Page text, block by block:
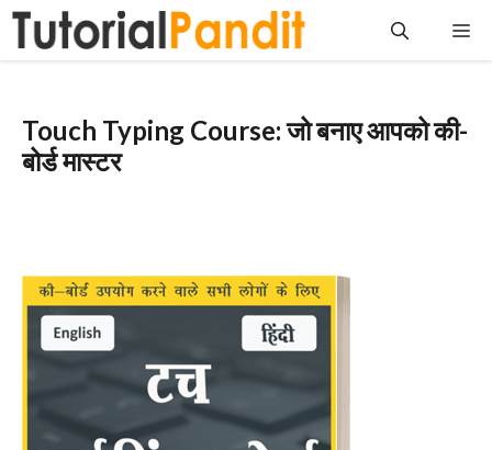
Skip
content
Touch Typing Course: जो बनाए आपको की-
बोर्ड मास्टर